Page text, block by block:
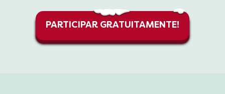
PARTICIPAR GRATUITAMENTE!